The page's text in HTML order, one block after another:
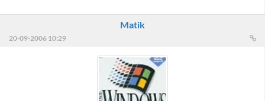
Matik
20-09-2006 10:29